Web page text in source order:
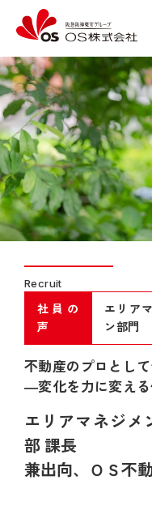
Recruit
社員の
声
エリア
ン部門
不動産のプロとし
―変化を力に変え
エリアマネジメ
部 課長
兼出向、ＯＳ不